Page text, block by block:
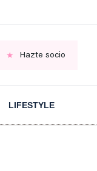
Hazte socio
LIFESTYLE